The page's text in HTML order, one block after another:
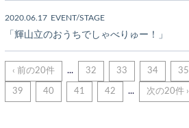
2020.06.17 EVENT/STAGE
「輝山立のおうちでしゃべりゅー！」
‹ 前の20件 ... 32 33 34 35
39 40 41 42 ... 次の20件 ›